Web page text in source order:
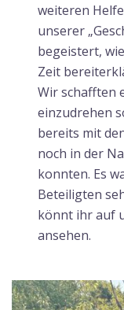
weiteren
unserer
begeistert,
Zeit
Wir schafften
einzudrehen
bereits mit
noch in der
konnten. Es
Beteiligten
könnt ihr auf
ansehen.